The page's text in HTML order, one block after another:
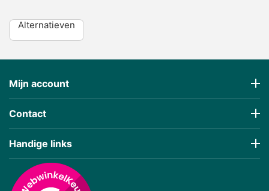
Alternatieven
Mijn account
Contact
Handige links